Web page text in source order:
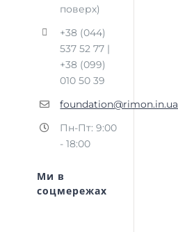
поверх)
+38 (044)
537 52 77 |
+38 (099)
010 50 39
foundation@rimon.in.ua
Пн-Пт: 9:00
- 18:00
Ми в
соцмережах